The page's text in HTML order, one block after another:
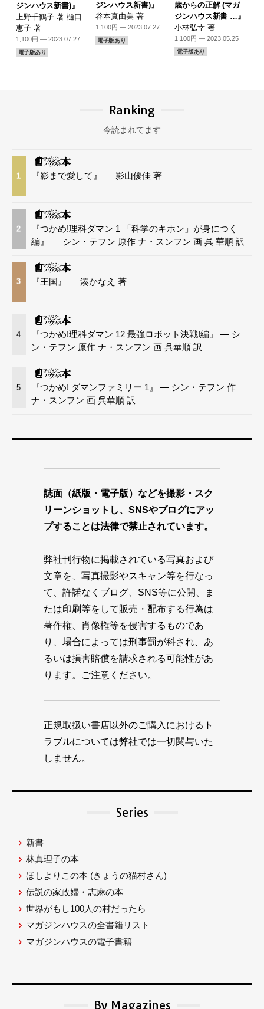
ジンハウス新書)』
上野千鶴子 著 樋口
恵子 著
1,100円 — 2023.07.27
電子版あり
ジンハウス新書)』
谷本真由美 著
1,100円 — 2023.07.27
電子版あり
歳からの正解 (マガ
ジンハウス新書 …』
小林弘幸 著
1,100円 — 2023.05.25
電子版あり
Ranking
今読まれてます
1 『影まで愛して』 — 影山優佳 著
2
『つかめ!理科ダマン 1 「科学のキホン」が身につく
編』 — シン・テフン 原作 ナ・スンフン 画 呉 華順 訳
3 『王国』 — 湊かなえ 著
4
『つかめ!理科ダマン 12 最強ロボット決戦!編』 — シ
ン・テフン 原作 ナ・スンフン 画 呉華順 訳
5
『つかめ! ダマンファミリー 1』 — シン・テフン 作
ナ・スンフン 画 呉華順 訳
誌面（紙版・電子版）などを撮影・スク
リーンショットし、SNSやブログにアッ
プすることは法律で禁止されています。
弊社刊行物に掲載されている写真および
文章を、写真撮影やスキャン等を行なっ
て、許諾なくブログ、SNS等に公開、ま
たは印刷等をして販売・配布する行為は
著作権、肖像権等を侵害するものであ
り、場合によっては刑事罰が科され、あ
るいは損害賠償を請求される可能性があ
ります。ご注意ください。
正規取扱い書店以外のご購入におけるト
ラブルについては弊社では一切関与いた
しません。
Series
新書
林真理子の本
ほしよりこの本 (きょうの猫村さん)
伝説の家政婦・志麻の本
世界がもし100人の村だったら
マガジンハウスの全書籍リスト
マガジンハウスの電子書籍
By Magazines